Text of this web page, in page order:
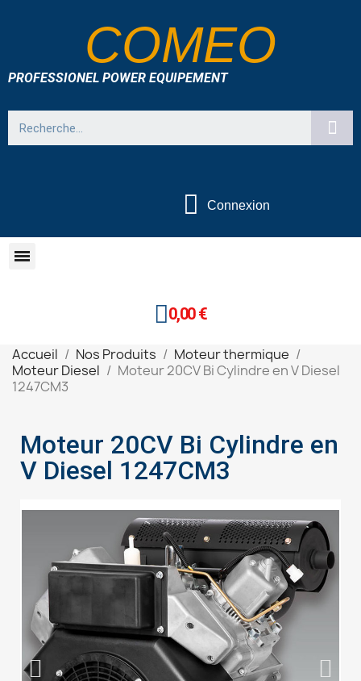
COMEO
PROFESSIONEL POWER EQUIPEMENT
Connexion
0,00 €
Accueil Nos Produits
Moteur thermique
Moteur Diesel
Moteur 20CV Bi Cylindre en V Diesel
1247CM3
Moteur 20CV Bi Cylindre en
V Diesel 1247CM3